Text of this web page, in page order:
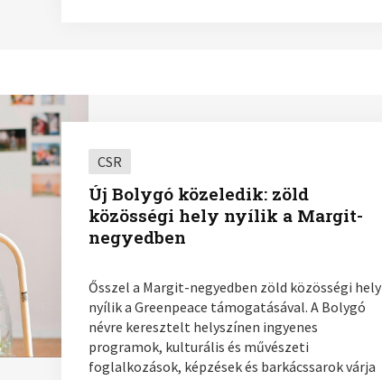
CSR
Új Bolygó közeledik: zöld
közösségi hely nyílik a Margit-
negyedben
Ősszel a Margit-negyedben zöld közösségi hely
nyílik a Greenpeace támogatásával. A Bolygó
névre keresztelt helyszínen ingyenes
programok, kulturális és művészeti
foglalkozások, képzések és barkácssarok várja